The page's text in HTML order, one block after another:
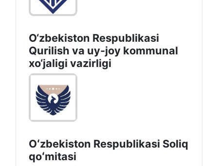
O‘zbekiston Respublikasi
Qurilish va uy-joy kommunal
xo‘jaligi vazirligi
Oʻzbekiston Respublikasi Soliq
qoʻmitasi